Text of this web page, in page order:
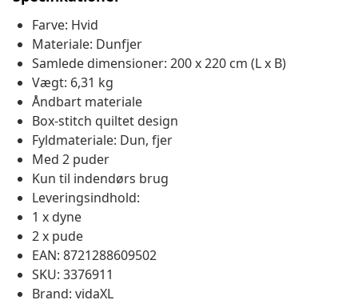
Farve: Hvid
Materiale: Dunfjer
Samlede dimensioner: 200 x 220 cm (L x B)
Vægt: 6,31 kg
Åndbart materiale
Box-stitch quiltet design
Fyldmateriale: Dun, fjer
Med 2 puder
Kun til indendørs brug
Leveringsindhold:
1 x dyne
2 x pude
EAN: 8721288609502
SKU: 3376911
Brand: vidaXL